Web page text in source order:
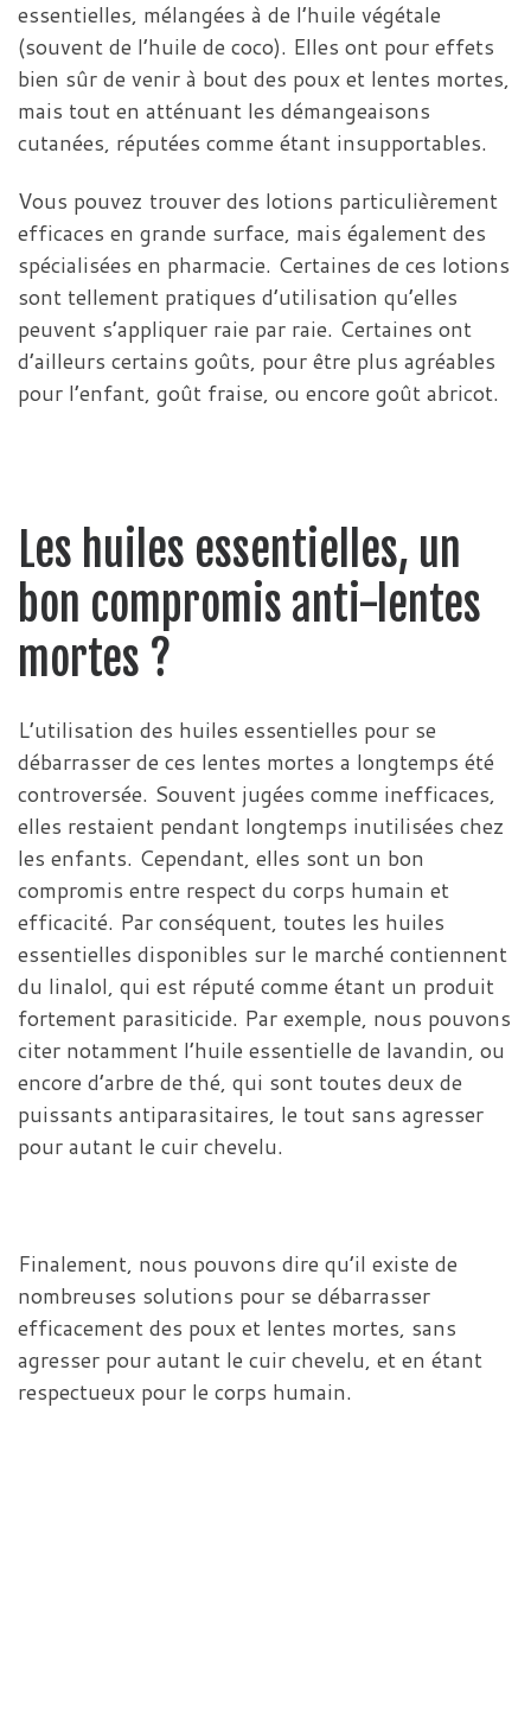
essentielles, mélangées à de l’huile végétale
(souvent de l’huile de coco). Elles ont pour effets
bien sûr de venir à bout des poux et lentes mortes,
mais tout en atténuant les démangeaisons
cutanées, réputées comme étant insupportables.
Vous pouvez trouver des lotions particulièrement
efficaces en grande surface, mais également des
spécialisées en pharmacie. Certaines de ces lotions
sont tellement pratiques d’utilisation qu’elles
peuvent s’appliquer raie par raie. Certaines ont
d’ailleurs certains goûts, pour être plus agréables
pour l’enfant, goût fraise, ou encore goût abricot.
Les huiles essentielles, un
bon compromis anti-lentes
mortes ?
L’utilisation des huiles essentielles pour se
débarrasser de ces lentes mortes a longtemps été
controversée. Souvent jugées comme inefficaces,
elles restaient pendant longtemps inutilisées chez
les enfants. Cependant, elles sont un bon
compromis entre respect du corps humain et
efficacité. Par conséquent, toutes les huiles
essentielles disponibles sur le marché contiennent
du linalol, qui est réputé comme étant un produit
fortement parasiticide. Par exemple, nous pouvons
citer notamment l’huile essentielle de lavandin, ou
encore d’arbre de thé, qui sont toutes deux de
puissants antiparasitaires, le tout sans agresser
pour autant le cuir chevelu.
Finalement, nous pouvons dire qu’il existe de
nombreuses solutions pour se débarrasser
efficacement des poux et lentes mortes, sans
agresser pour autant le cuir chevelu, et en étant
respectueux pour le corps humain.